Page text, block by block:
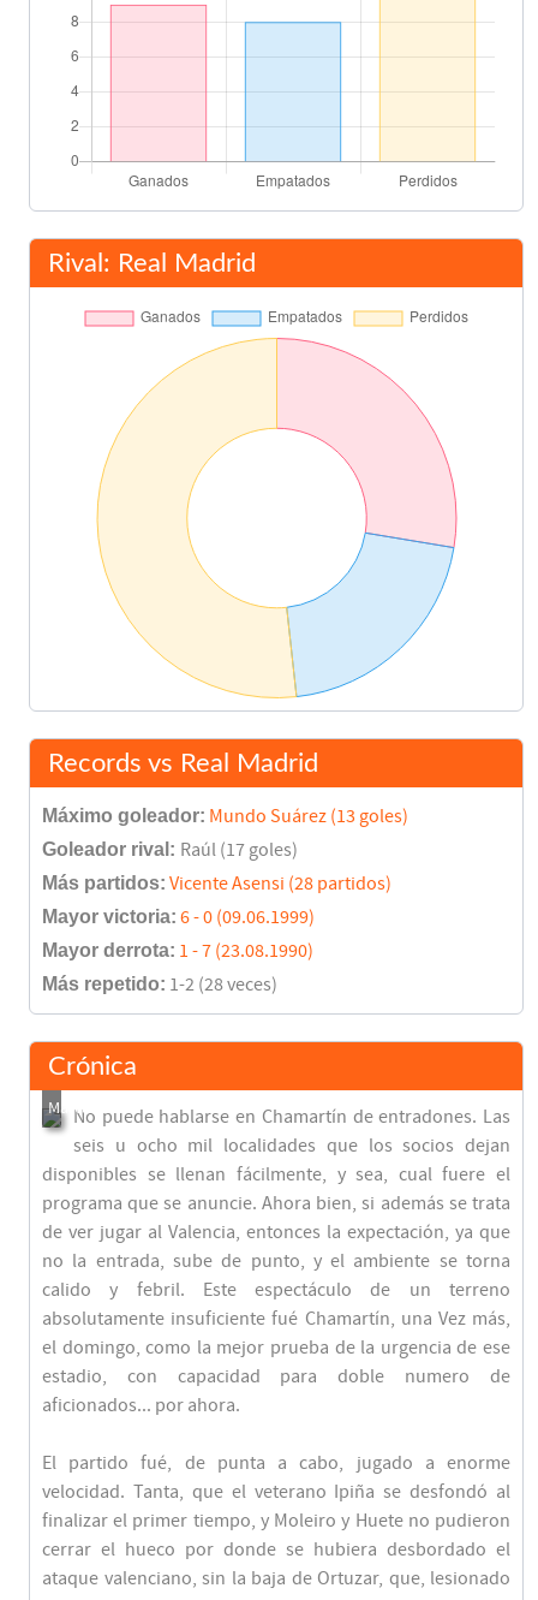
Rival: Real Madrid
Records vs Real Madrid
Máximo goleador: Mundo Suárez (13 goles)
Goleador rival: Raúl (17 goles)
Más partidos: Vicente Asensi (28 partidos)
Mayor victoria: 6 - 0 (09.06.1999)
Mayor derrota: 1 - 7 (23.08.1990)
Más repetido: 1-2 (28 veces)
Crónica
No puede hablarse en Chamartín de entradones. Las
seis u ocho mil localidades que los socios dejan
disponibles se llenan fácilmente, y sea, cual fuere el
programa que se anuncie. Ahora bien, si además se trata
de ver jugar al Valencia, entonces la expectación, ya que
no la entrada, sube de punto, y el ambiente se torna
calido y febril. Este espectáculo de un terreno
absolutamente insuficiente fué Chamartín, una Vez más,
el domingo, como la mejor prueba de la urgencia de ese
estadio, con capacidad para doble numero de
aficionados... por ahora.
El partido fué, de punta a cabo, jugado a enorme
velocidad. Tanta, que el veterano Ipiña se desfondó al
finalizar el primer tiempo, y Moleiro y Huete no pudieron
cerrar el hueco por donde se hubiera desbordado el
ataque valenciano, sin la baja de Ortuzar, que, lesionado